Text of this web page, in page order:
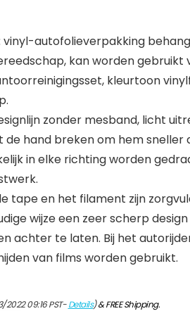
autofolieverpakking behang
kan worden gebruikt
kleurtoon
zonder mesband, licht
de hand breken om hem sneller
in elke richting worden
tape en het filament zijn
wijze een zeer scherp
achter te laten. Bij het
van films worden gebruikt.
09:16 PST-Details)&FREE Shipping.